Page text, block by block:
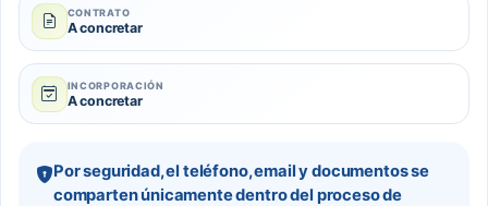
CONTRATO
A concretar
INCORPORACIÓN
A concretar
Por seguridad, el teléfono, email y documentos se
comparten únicamente dentro del proceso de